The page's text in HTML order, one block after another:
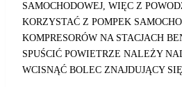
SAMOCHODOWEJ, WIĘC Z
KORZYSTAĆ Z POMPEK
KOMPRESORÓW NA STACJACH
SPUŚCIĆ POWIETRZE NALEŻY
WCISNĄĆ BOLEC ZNAJDUJĄCY